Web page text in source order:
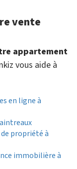
vente
appartement
vous aide à
en ligne à
propriété à
immobilière à